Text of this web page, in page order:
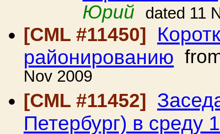
Юрий
dated 11
[CML #11450]
районированию
Nov 2009
[CML #11452]
Петербург) в среду